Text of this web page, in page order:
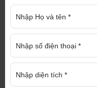
NHNN quy định về
nhánh NH nước
giảm lãi, phí, giữ
Covid-19.
Theo đó, TCTD, chi
việc miễn, giảm lãi,
dư nợ phát sinh từ